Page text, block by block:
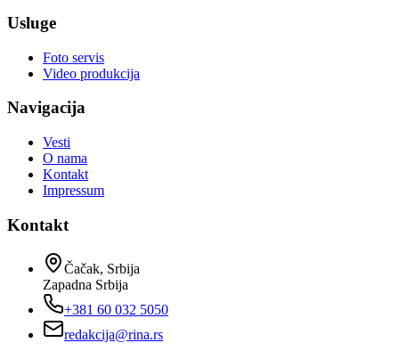
Usluge
Foto servis
Video produkcija
Navigacija
Vesti
O nama
Kontakt
Impressum
Kontakt
Čačak, Srbija
Zapadna Srbija
+381 60 032 5050
redakcija@rina.rs